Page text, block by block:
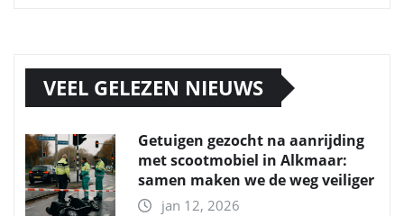
VEEL GELEZEN NIEUWS
Getuigen gezocht na aanrijding
met scootmobiel in Alkmaar:
samen maken we de weg veiliger
jan 12, 2026